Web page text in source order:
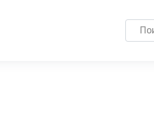
Search
for: